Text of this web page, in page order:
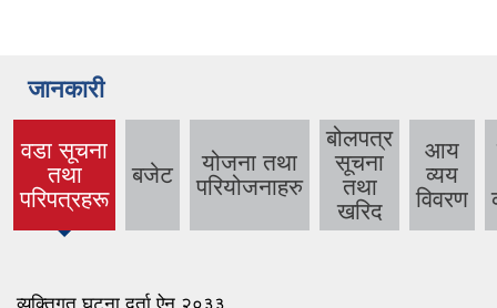
जानकारी
वडा सूचना
तथा
परिपत्रहरू
(active
tab)
बजेट
योजना तथा
परियोजनाहरु
बोलपत्र
सूचना
तथा
खरिद
आय
व्यय
विवरण